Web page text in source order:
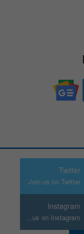
Twitter
Join us on Twitter
Instagram
Join us on Instagram